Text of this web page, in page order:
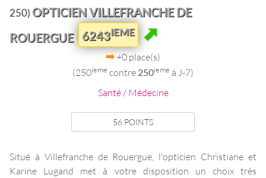
250)OPTICIEN VILLEFRANCHE DE
ROUERGUE
6243IEME
+0 place(s)
(250ieme contre 250ieme à J-7)
Santé / Médecine
56 POINTS
Situé à Villefranche de Rouergue, l'opticien Christiane et
Karine Lugand met à votre disposition un choix très